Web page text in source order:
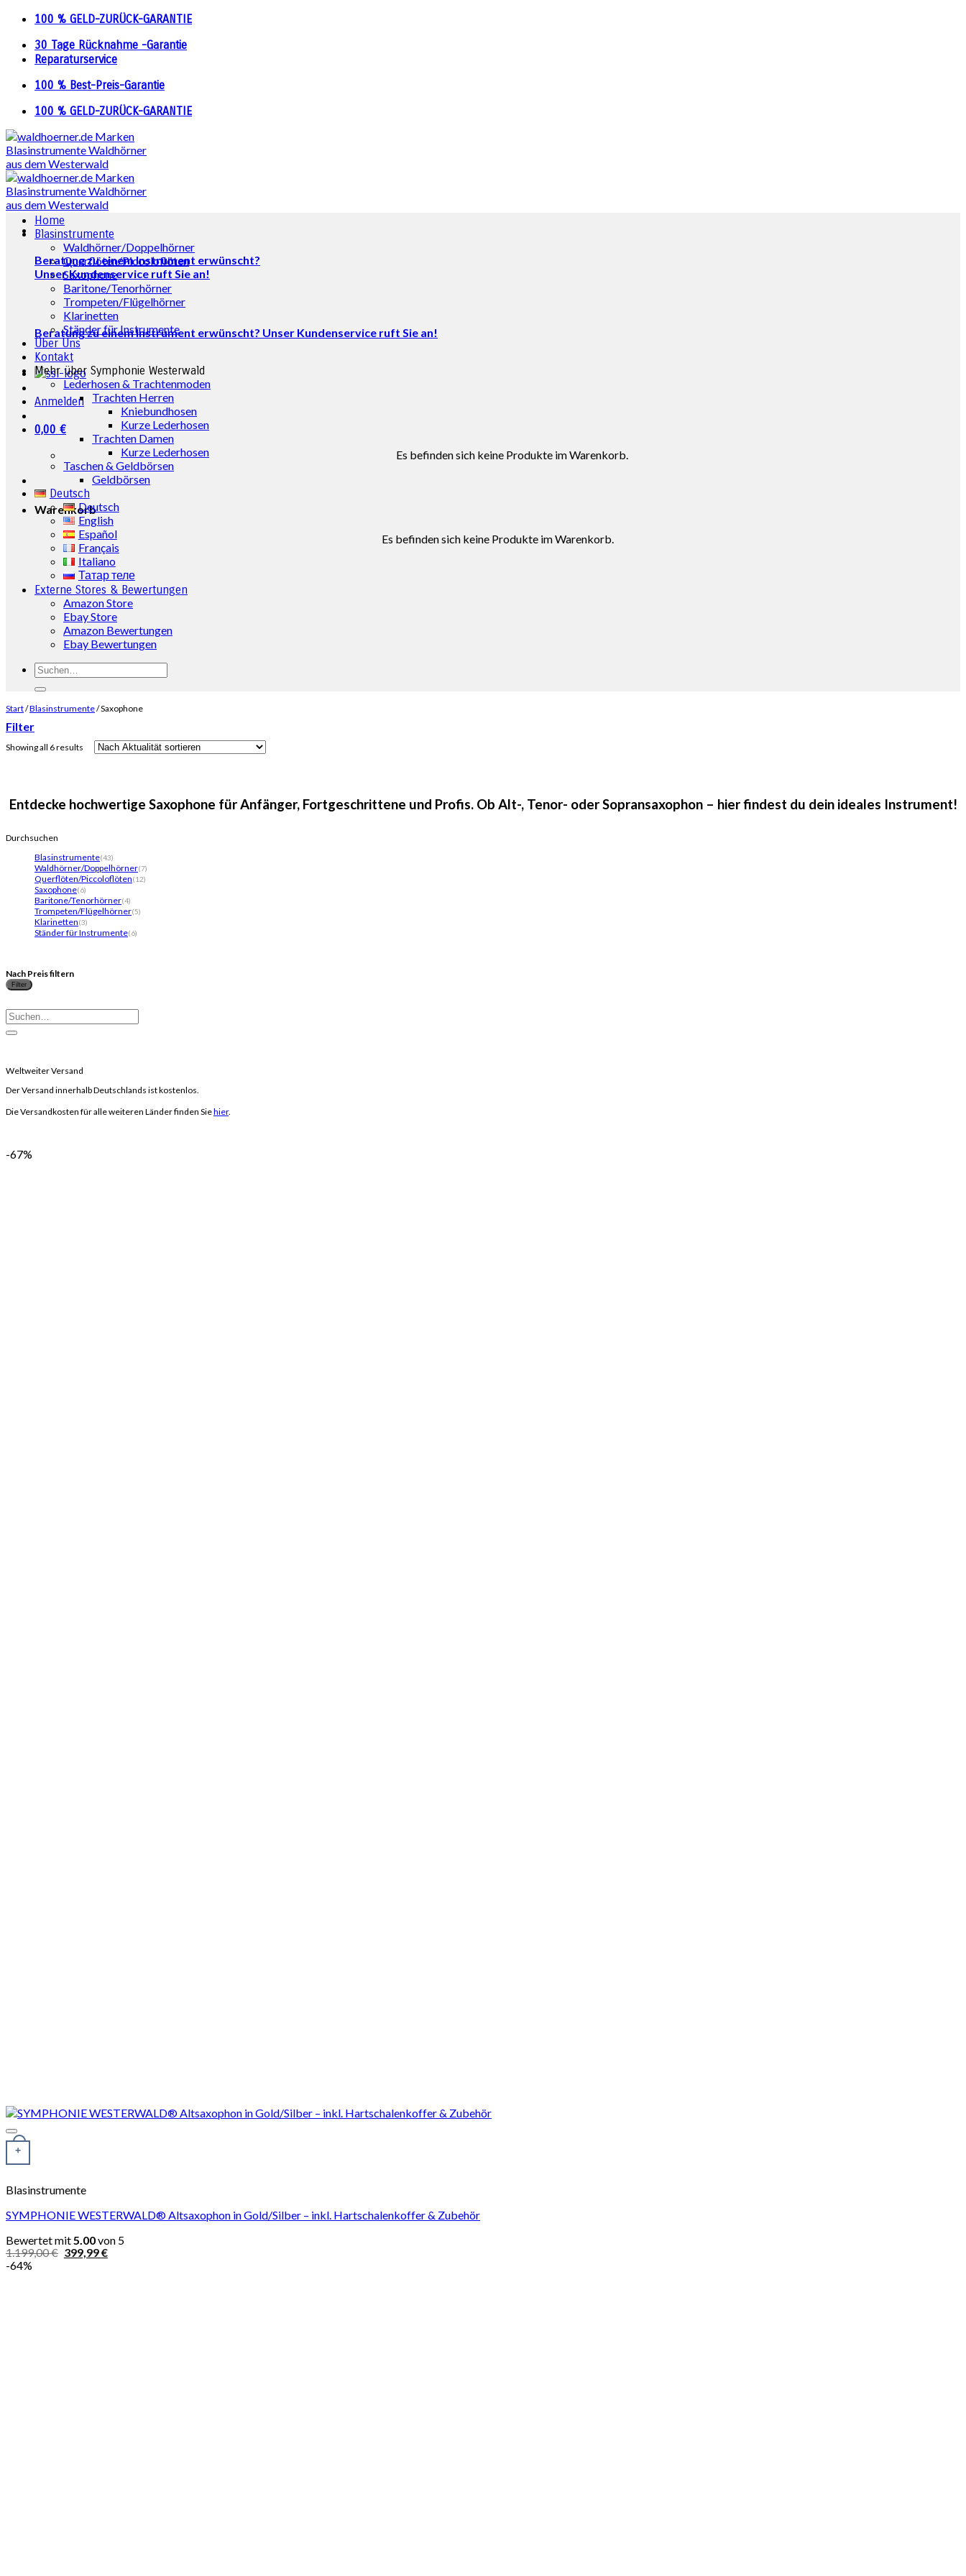
Skip
content
100 % GELD-ZURÜCK-GARANTIE
30 Tage Rücknahme -Garantie
Reparaturservice
100 % Best-Preis-Garantie
100 % GELD-ZURÜCK-GARANTIE
Beratung zu einem Instrument erwünscht?
Unser Kundenservice ruft Sie an!
Beratung zu einem Instrument erwünscht? Unser Kundenservice ruft Sie an!
Anmelden
0,00 €
Es befinden sich keine Produkte im Warenkorb.
Warenkorb
Es befinden sich keine Produkte im Warenkorb.
Home
Blasinstrumente
Waldhörner/Doppelhörner
Querflöten/Piccoloflöten
Saxophone
Baritone/Tenorhörner
Trompeten/Flügelhörner
Klarinetten
Ständer für Instrumente
Über Uns
Kontakt
Mehr über Symphonie Westerwald
Lederhosen & Trachtenmoden
Trachten Herren
Kniebundhosen
Kurze Lederhosen
Trachten Damen
Kurze Lederhosen
Taschen & Geldbörsen
Geldbörsen
Deutsch
Deutsch
English
Español
Français
Italiano
Татар теле
Externe Stores & Bewertungen
Amazon Store
Ebay Store
Amazon Bewertungen
Ebay Bewertungen
Suchen
nach:
Start/Blasinstrumente/Saxophone
Filter
Showing all 6 results
Entdecke hochwertige Saxophone für Anfänger, Fortgeschrittene und Profis. Ob Alt-, Tenor- oder Sopransaxophon – hier findest du dein ideales Instrument!
Durchsuchen
Blasinstrumente(43)
Waldhörner/Doppelhörner(7)
Querflöten/Piccoloflöten(12)
Saxophone(6)
Baritone/Tenorhörner(4)
Trompeten/Flügelhörner(5)
Klarinetten(3)
Ständer für Instrumente(6)
Nach Preis filtern
Filter
Suchen
nach:
Weltweiter Versand
Der Versand innerhalb Deutschlands ist kostenlos.
Die Versandkosten für alle weiteren Länder finden Siehier.
-67%
+
Blasinstrumente
SYMPHONIE WESTERWALD® Altsaxophon in Gold/Silber – inkl. Hartschalenkoffer & Zubehör
Bewertet mit5.00von 5
1.199,00€ Ursprünglicher
399,99€Aktueller
-64%